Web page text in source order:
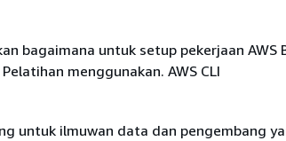
bagaimana untuk setup pekerjaan AWS
menggunakan. AWS CLI
untuk ilmuwan data dan pengembang